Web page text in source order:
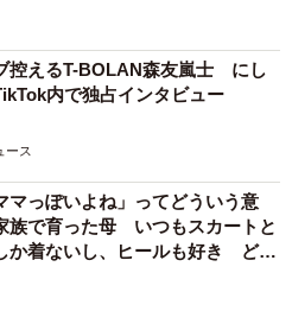
控えるT-BOLAN森友嵐士 にし
内で独占インタビュー
ース
マっぽいよね」ってどういう意
で育った母 いつもスカートと
か着ないし、ヒールも好き どの